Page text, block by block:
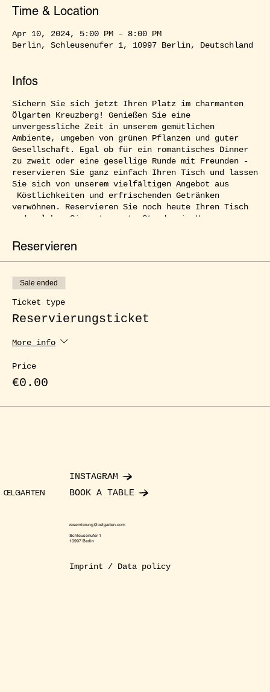
Time & Location
Apr 10, 2024, 5:00 PM – 8:00 PM
Berlin, Schleusenufer 1, 10997 Berlin, Deutschland
Infos
Sichern Sie sich jetzt Ihren Platz im charmanten
Ölgarten Kreuzberg! Genießen Sie eine
unvergessliche Zeit in unserem gemütlichen
Ambiente, umgeben von grünen Pflanzen und guter
Gesellschaft. Egal ob für ein romantisches Dinner
zu zweit oder eine gesellige Runde mit Freunden -
reservieren Sie ganz einfach Ihren Tisch und lassen
Sie sich von unserem vielfältigen Angebot aus
Köstlichkeiten und erfrischenden Getränken
verwöhnen. Reservieren Sie noch heute Ihren Tisch
und erleben Sie entspannte Stunden im Herzen von
Reservieren
Sale ended
Ticket type
Reservierungsticket
More info
Price
€0.00
ŒLGARTEN
INSTAGRAM
BOOK A TABLE
reservierung@oelgarten.com
Schleusenufer 1
10997 Berlin
Imprint / Data policy